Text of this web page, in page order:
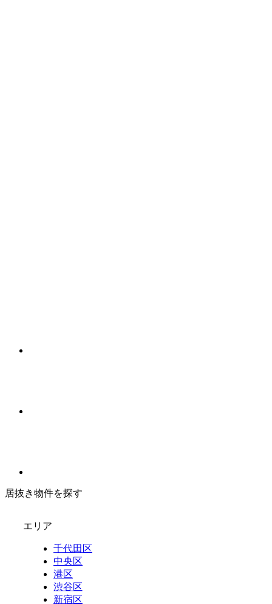
居抜き物件を探す
エリア
千代田区
中央区
港区
渋谷区
新宿区